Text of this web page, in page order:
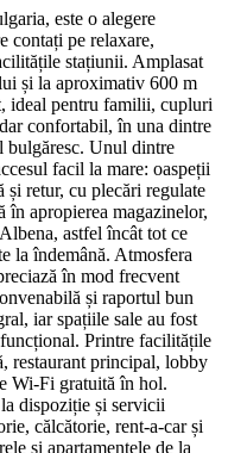
este o alegere
contați pe relaxare,
stațiunii. Amplasat
și la aproximativ 600 m
ideal pentru familii, cupluri
confortabil, în una dintre
bulgăresc. Unul dintre
facil la mare: oaspeții
și retur, cu plecări regulate
în apropierea magazinelor,
astfel încât tot ce
la îndemână. Atmosfera
în mod frecvent
și raportul bun
iar spațiile sale au fost
Printre facilitățile
restaurant principal, lobby
Wi-Fi gratuită în hol.
dispoziție și servicii
călcătorie, rent-a-car și
și apartamentele de la